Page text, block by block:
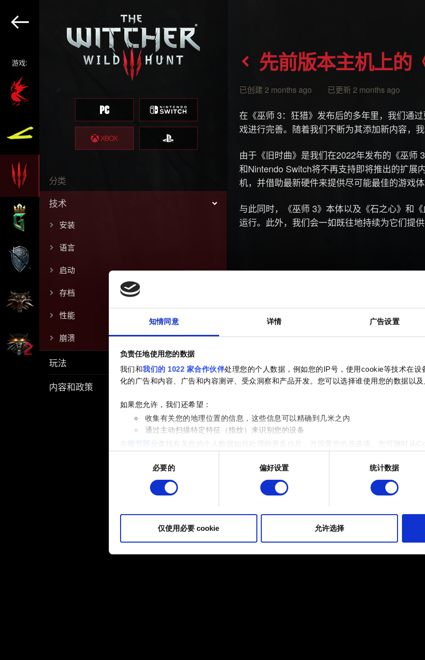
知情同意 详情 广告设置
负责任地使用您的数据
我们和我们的 1022 家合作伙伴处理您的个人数据，例如您的IP号，使用cookie等技术在设
化的广告和内容、广告和内容测评、受众洞察和产品开发。您可以选择谁使用您的数据以及
如果您允许，我们还希望：
收集有关您的地理位置的信息，这些信息可以精确到几米之内
通过主动扫描特定特征（指纹）来识别您的设备
在
细节部分
查找有关您的个人数据如何处理的更多信息，并设置您的首选项。您可随时从
部分需要使用 Cookies 的是为了让网站功能可用，而另一部分是非强制性的，可以为我们
网站将更好地服务于您。例如帮助我们在社交媒体上发现您，提供一些您可能会感兴趣的
您可以在下面的"设置"菜单中找到有关我们使用 Cookie 的所有详细信息，并调整您对
必要的 偏好设置 统计数据
仅使用必要 cookie 允许选择
游戏:
分类
技术
安装
语言
启动
存档
性能
崩溃
玩法
内容和政策
先前版本主机上的
已创建 2 months ago 已更新 2 months ago
在《巫师 3：狂猎》发布后的多年里，我们通
戏进行完善。随着我们不断为其添加新内容，
由于《旧时曲》是我们在2022年发布的《巫师
和Nintendo Switch将不再支持即将推出的扩展
机，并借助最新硬件来提供尽可能最佳的游戏体
与此同时，《巫师 3》本体以及《石之心》和
运行。此外，我们会一如既往地持续为它们提供